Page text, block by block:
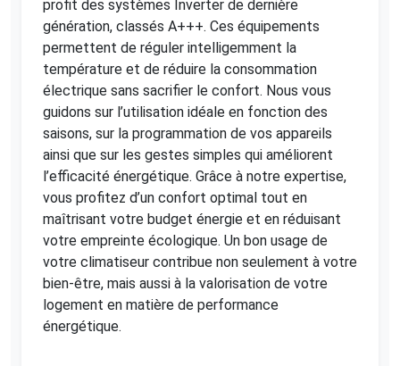
profit des systèmes Inverter de dernière
génération, classés A+++. Ces équipements
permettent de réguler intelligemment la
température et de réduire la consommation
électrique sans sacrifier le confort. Nous vous
guidons sur l’utilisation idéale en fonction des
saisons, sur la programmation de vos appareils
ainsi que sur les gestes simples qui améliorent
l’efficacité énergétique. Grâce à notre expertise,
vous profitez d’un confort optimal tout en
maîtrisant votre budget énergie et en réduisant
votre empreinte écologique. Un bon usage de
votre climatiseur contribue non seulement à votre
bien-être, mais aussi à la valorisation de votre
logement en matière de performance
énergétique.